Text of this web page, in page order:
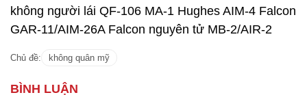
không người lái QF-106 MA-1 Hughes AIM-4 Falcon
GAR-11/AIM-26A Falcon nguyên tử MB-2/AIR-2
Chủ đề: không quân mỹ